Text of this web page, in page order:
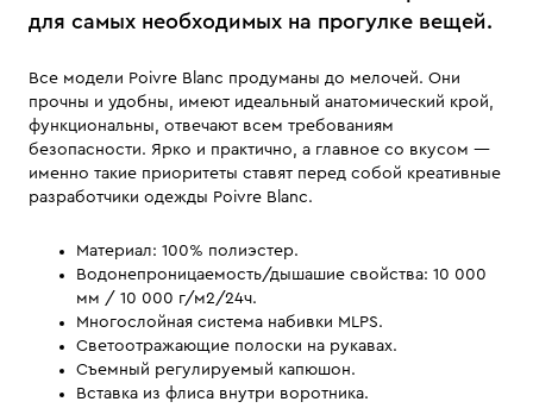
для самых необходимых на прогулке вещей.
Все модели Poivre Blanc продуманы до мелочей. Они
прочны и удобны, имеют идеальный анатомический крой,
функциональны, отвечают всем требованиям
безопасности. Ярко и практично, а главное со вкусом —
именно такие приоритеты ставят перед собой креативные
разработчики одежды Poivre Blanc.
Материал: 100% полиэстер.
Водонепроницаемость/дышашие свойства: 10 000
мм / 10 000 г/м2/24ч.
Многослойная система набивки MLPS.
Светоотражающие полоски на рукавах.
Съемный регулируемый капюшон.
Вставка из флиса внутри воротника.